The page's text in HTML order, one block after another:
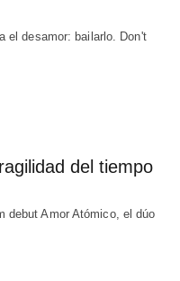
el desamor: bailarlo. Don't
del tiempo
debut Amor Atómico, el dúo